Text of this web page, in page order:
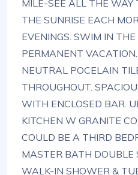
MILE-SEE ALL THE WAY
THE SUNRISE EACH
EVENINGS. SWIM IN THE
PERMANENT
NEUTRAL POCELAIN
THROUGHOUT.
WITH ENCLOSED BAR.
KITCHEN W GRANITE
COULD BE A THIRD
MASTER BATH DOUBLE
WALK-IN SHOWER &